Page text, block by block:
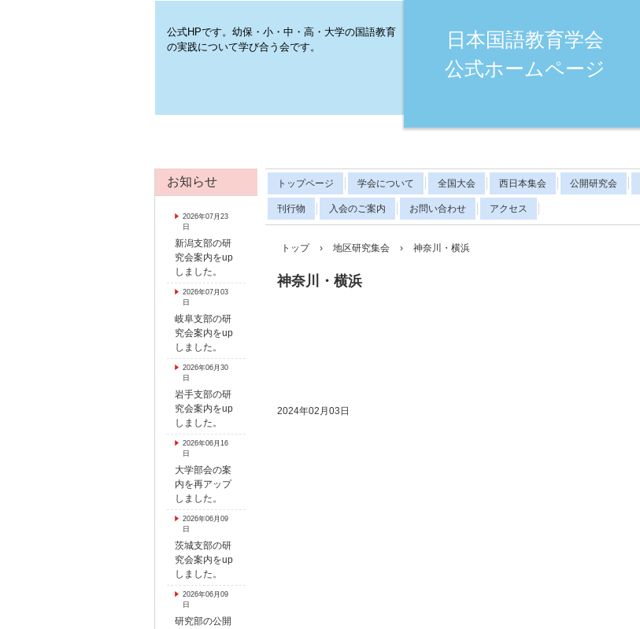
日本国語教育学会
公式ホームページ
公式HPです。幼保・小・中・高・大学の国語教育
の実践について学び合う会です。
トップページ 学会について 全国大会 西日本集会 公開研究会
刊行物 入会のご案内 お問い合わせ アクセス
トップ › 地区研究集会 › 神奈川・横浜
神奈川・横浜
2024年02月03日
お知らせ
2026年07月23
日
新潟支部の研
究会案内をup
しました。
2026年07月03
日
岐阜支部の研
究会案内をup
しました。
2026年06月30
日
岩手支部の研
究会案内をup
しました。
2026年06月16
日
大学部会の案
内を再アップ
しました。
2026年06月09
日
茨城支部の研
究会案内をup
しました。
2026年06月09
日
研究部の公開